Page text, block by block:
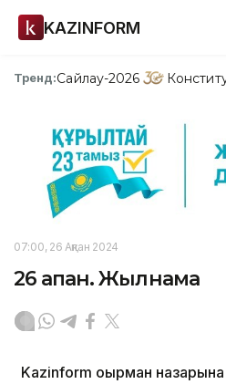
KAZINFORM
Тренд:Сайлау-2026
07:00, 26 Ақпан 2024
26 ақпан. Жылнама
Kazinform оқырман назарына